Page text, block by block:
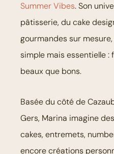
Summer Vibes. Son
pâtisserie, du cake
gourmandes sur
simple mais essentielle :
beaux que bons.
Basée du côté de
Gers, Marina imagine
cakes, entremets,
encore créations